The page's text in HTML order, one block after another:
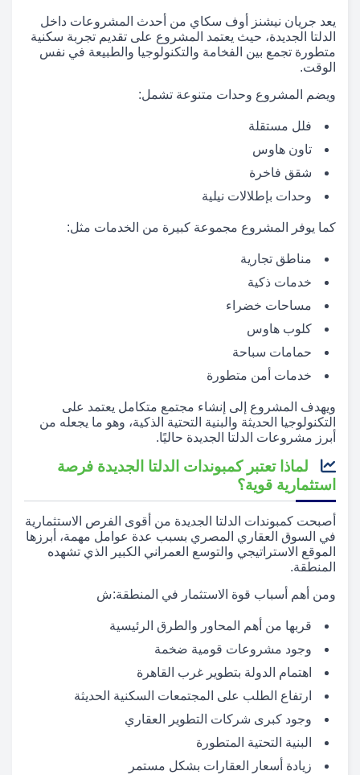
يعد جريان نيشنز أوف سكاي من أحدث المشروعات داخل
الدلتا الجديدة، حيث يعتمد المشروع على تقديم تجربة سكنية
متطورة تجمع بين الفخامة والتكنولوجيا والطبيعة في نفس
الوقت.
ويضم المشروع وحدات متنوعة تشمل:
فلل مستقلة
تاون هاوس
شقق فاخرة
وحدات بإطلالات نيلية
كما يوفر المشروع مجموعة كبيرة من الخدمات مثل:
مناطق تجارية
خدمات ذكية
مساحات خضراء
كلوب هاوس
حمامات سباحة
خدمات أمن متطورة
ويهدف المشروع إلى إنشاء مجتمع متكامل يعتمد على
التكنولوجيا الحديثة والبنية التحتية الذكية، وهو ما يجعله من
أبرز مشروعات الدلتا الجديدة حاليًا.
لماذا تعتبر كمبوندات الدلتا الجديدة فرصة
استثمارية قوية؟
أصبحت كمبوندات الدلتا الجديدة من أقوى الفرص الاستثمارية
في السوق العقاري المصري بسبب عدة عوامل مهمة، أبرزها
الموقع الاستراتيجي والتوسع العمراني الكبير الذي تشهده
المنطقة.
ومن أهم أسباب قوة الاستثمار في المنطقة:ش
قربها من أهم المحاور والطرق الرئيسية
وجود مشروعات قومية ضخمة
اهتمام الدولة بتطوير غرب القاهرة
ارتفاع الطلب على المجتمعات السكنية الحديثة
وجود كبرى شركات التطوير العقاري
البنية التحتية المتطورة
زيادة أسعار العقارات بشكل مستمر